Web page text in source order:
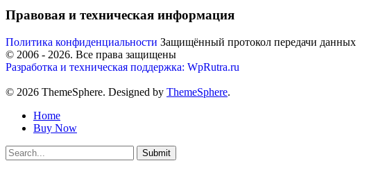
Правовая и техническая информация
Политика конфиденциальности Защищённый протокол передачи данных
© 2006 - 2026. Все права защищены
Разработка и техническая поддержка: WpRutra.ru
© 2026 ThemeSphere. Designed by ThemeSphere.
Home
Buy Now
Submit